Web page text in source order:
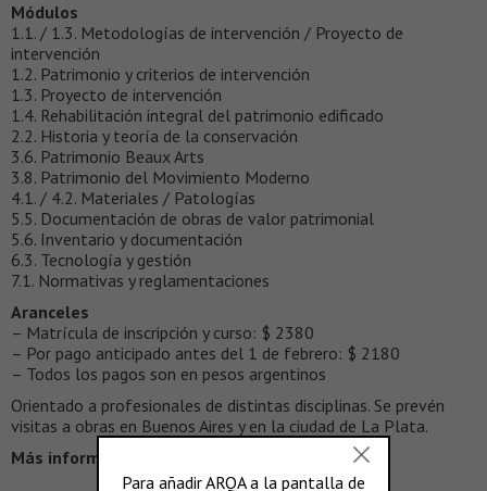
Módulos
1.1. / 1.3. Metodologías de intervención / Proyecto de
intervención
1.2. Patrimonio y criterios de intervención
1.3. Proyecto de intervención
1.4. Rehabilitación integral del patrimonio edificado
2.2. Historia y teoría de la conservación
3.6. Patrimonio Beaux Arts
3.8. Patrimonio del Movimiento Moderno
4.1. / 4.2. Materiales / Patologías
5.5. Documentación de obras de valor patrimonial
5.6. Inventario y documentación
6.3. Tecnología y gestión
7.1. Normativas y reglamentaciones
Aranceles
– Matrícula de inscripción y curso: $ 2380
– Por pago anticipado antes del 1 de febrero: $ 2180
– Todos los pagos son en pesos argentinos
Orientado a profesionales de distintas disciplinas. Se prevén
visitas a obras en Buenos Aires y en la ciudad de La Plata.
Más información >
http://cicop.blogspot.com.ar/